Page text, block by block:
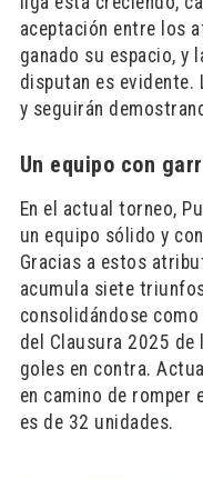
aceptación entre los
ganado su espacio, y
disputan es evidente.
y seguirán
Un equipo con
En el actual torneo,
un equipo sólido y
Gracias a estos
acumula siete
consolidándose
del Clausura 2025 de
goles en contra.
en camino de
es de 32 unidades.